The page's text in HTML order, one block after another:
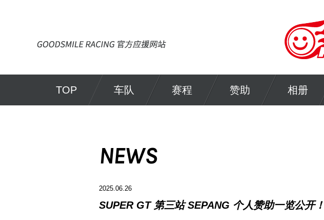
TOP 车队 赛程 赞助 相册
NEWS
2025.06.26
SUPER GT 第三站 SEPANG 个人赞助一览公开！